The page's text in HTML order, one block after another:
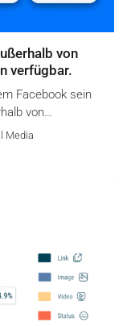
von
verfügbar.
Facebook sein
von…
Media